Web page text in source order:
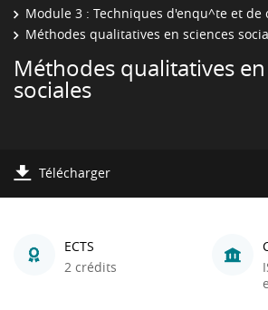
Module 3 : Techniques d'enqu^te et de
Méthodes qualitatives en sciences
Méthodes qualitatives en
sociales
Télécharger
ECTS
2 crédits